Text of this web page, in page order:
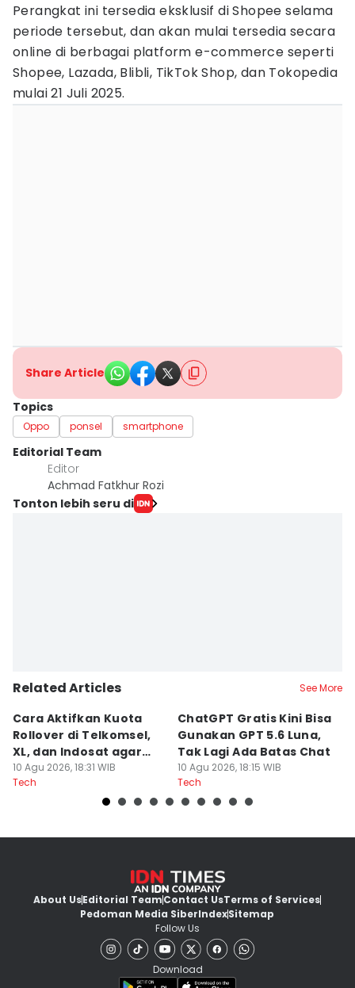
Perangkat ini tersedia eksklusif di Shopee selama
periode tersebut, dan akan mulai tersedia secara
online di berbagai platform e-commerce seperti
Shopee, Lazada, Blibli, TikTok Shop, dan Tokopedia
mulai 21 Juli 2025.
Share Article
Topics
Oppo ponsel smartphone
Editorial Team
Editor
Achmad Fatkhur Rozi
Tonton lebih seru di
Related Articles See More
Cara Aktifkan Kuota
Rollover di Telkomsel,
XL, dan Indosat agar
Tidak Hangus
10 Agu 2026, 18:31 WIB
Tech
ChatGPT Gratis Kini Bisa
Gunakan GPT 5.6 Luna,
Tak Lagi Ada Batas Chat
10 Agu 2026, 18:15 WIB
Tech
About UsEditorial TeamContact UsTerms of Services
Pedoman Media SiberIndexSitemap
Follow Us
Download